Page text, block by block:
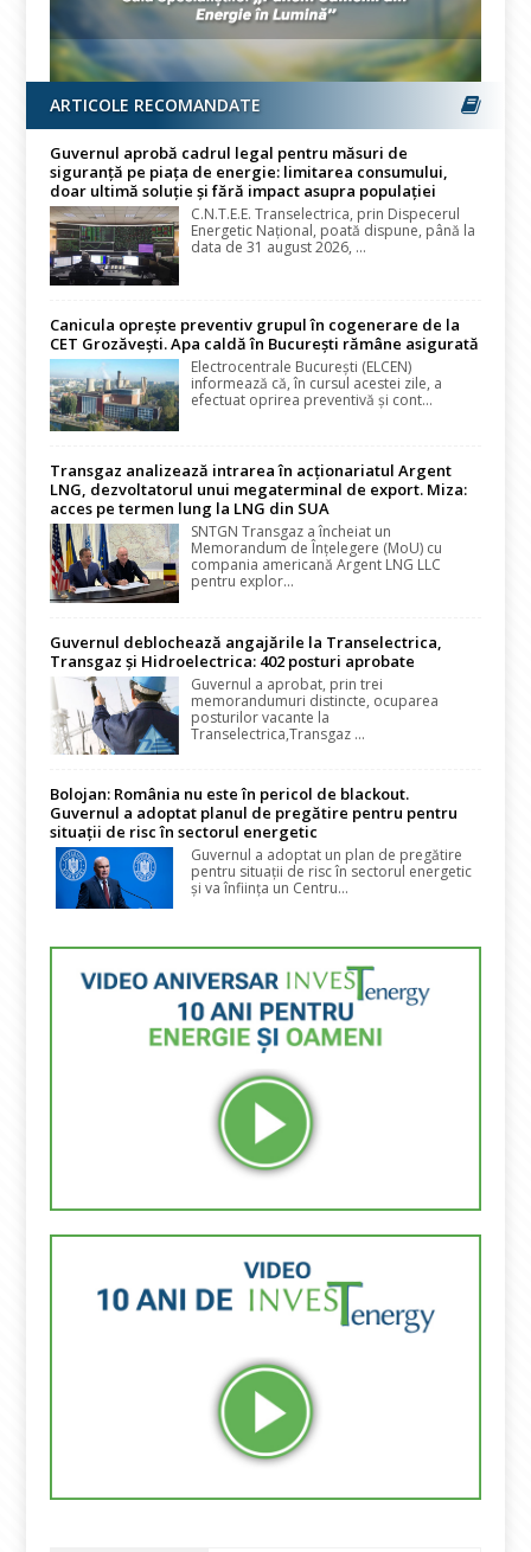
ARTICOLE RECOMANDATE
Guvernul aprobă cadrul legal pentru măsuri de
siguranță pe piața de energie: limitarea consumului,
doar ultimă soluție și fără impact asupra populației
C.N.T.E.E. Transelectrica, prin Dispecerul
Energetic Național, poată dispune, până la
data de 31 august 2026, ...
Canicula oprește preventiv grupul în cogenerare de la
CET Grozăvești. Apa caldă în București rămâne asigurată
Electrocentrale București (ELCEN)
informează că, în cursul acestei zile, a
efectuat oprirea preventivă și cont...
Transgaz analizează intrarea în acționariatul Argent
LNG, dezvoltatorul unui megaterminal de export. Miza:
acces pe termen lung la LNG din SUA
SNTGN Transgaz a încheiat un
Memorandum de Înțelegere (MoU) cu
compania americană Argent LNG LLC
pentru explor...
Guvernul deblochează angajările la Transelectrica,
Transgaz și Hidroelectrica: 402 posturi aprobate
Guvernul a aprobat, prin trei
memorandumuri distincte, ocuparea
posturilor vacante la
Transelectrica,Transgaz ...
Bolojan: România nu este în pericol de blackout.
Guvernul a adoptat planul de pregătire pentru pentru
situații de risc în sectorul energetic
Guvernul a adoptat un plan de pregătire
pentru situații de risc în sectorul energetic
și va înființa un Centru...